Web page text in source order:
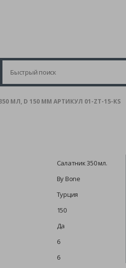
МЛ, D 150 ММ АРТИКУЛ 01-ZT-15-KS
Салатник 350 мл.
By Bone
Турция
150
Да
6
6